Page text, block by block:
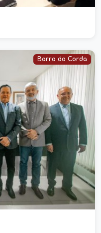
Barra do Corda
Rigo
Barra do
cursos para